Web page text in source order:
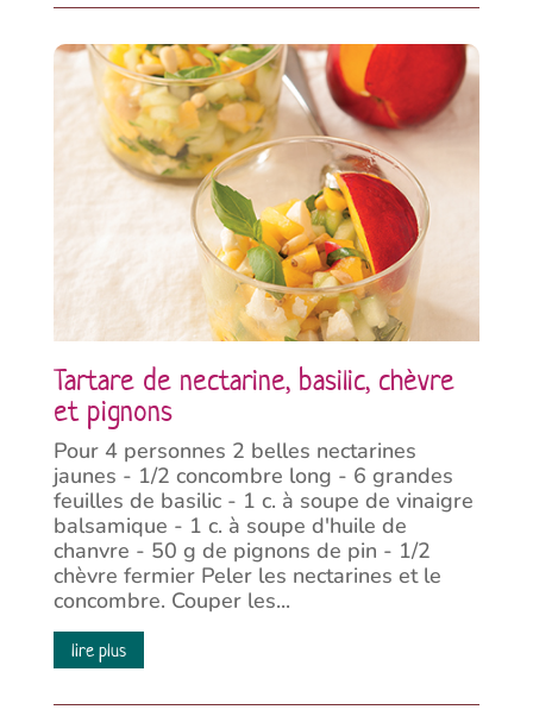
Tartare de nectarine, basilic, chèvre
et pignons
Pour 4 personnes 2 belles nectarines
jaunes - 1/2 concombre long - 6 grandes
feuilles de basilic - 1 c. à soupe de vinaigre
balsamique - 1 c. à soupe d'huile de
chanvre - 50 g de pignons de pin - 1/2
chèvre fermier Peler les nectarines et le
concombre. Couper les...
lire plus